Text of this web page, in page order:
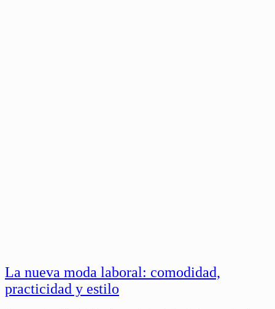
La nueva moda laboral: comodidad,
practicidad y estilo